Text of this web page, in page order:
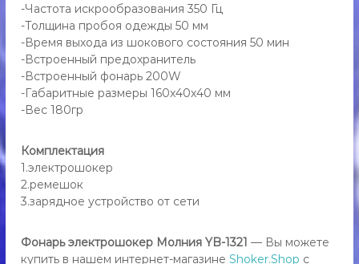
ы
-Частота искрообразования 350 Гц
-Толщина пробоя одежды 50 мм
-Время выхода из шокового состояния 50 мин
-Встроенный предохранитель
-Встроенный фонарь 200W
-Габаритные размеры 160x40x40 мм
-Вес 180гр
Комплектация
1.электрошокер
2.ремешок
3.зарядное устройство от сети
Фонарь электрошокер Молния YB-1321— Вы можете
купить в нашем интернет-магазинеShoker.Shop с